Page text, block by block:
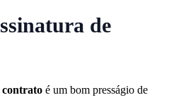
de
contrato é um bom presságio de